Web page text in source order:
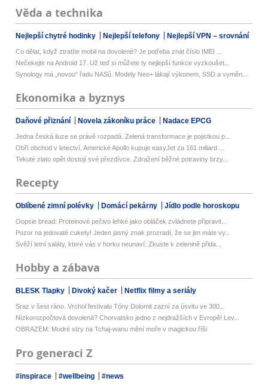
Věda a technika
Nejlepší chytré hodinky Nejlepší telefony Nejlepší VPN – srovnání
Co dělat, když ztratíte mobil na dovolené? Je potřeba znát číslo IMEI ...
Nečekejte na Android 17. Už teď si můžete ty nejlepší funkce vyzkoušet...
Synology má „novou“ řadu NASů. Modely Neo+ lákají výkonem, SSD a vyměn...
Ekonomika a byznys
Daňové přiznání Novela zákoníku práce Nadace EPCG
Jedna česká iluze se právě rozpadá. Zelená transformace je pojistkou p...
Obří obchod v letectví. Americké Apollo kupuje easyJet za 161 miliard ...
Tekuté zlato opět dostojí své přezdívce. Zdražení běžné potraviny brzy...
Recepty
Oblíbené zimní polévky Domácí pekárny Jídlo podle horoskopu
Oopsie bread: Proteinové pečivo lehké jako obláček zvládnete připravit...
Pozor na jedovaté cukety! Jeden jasný znak prozradí, že se jim máte vy...
Svěží letní saláty, které vás v horku neunaví: Zkuste k zelenině přida...
Hobby a zábava
BLESK Tlapky Divoký kačer Netflix filmy a seriály
Sraz v šest ráno. Vrchol festivalu Tóny Dolomit zazní za úsvitu ve 300...
Nízkorozpočtová dovolená? Chorvatsko jedno z nejdražších v Evropě! Lev...
OBRAZEM: Modré slzy na Tchaj-wanu mění moře v magickou říši
Pro generaci Z
#inspirace #wellbeing #news